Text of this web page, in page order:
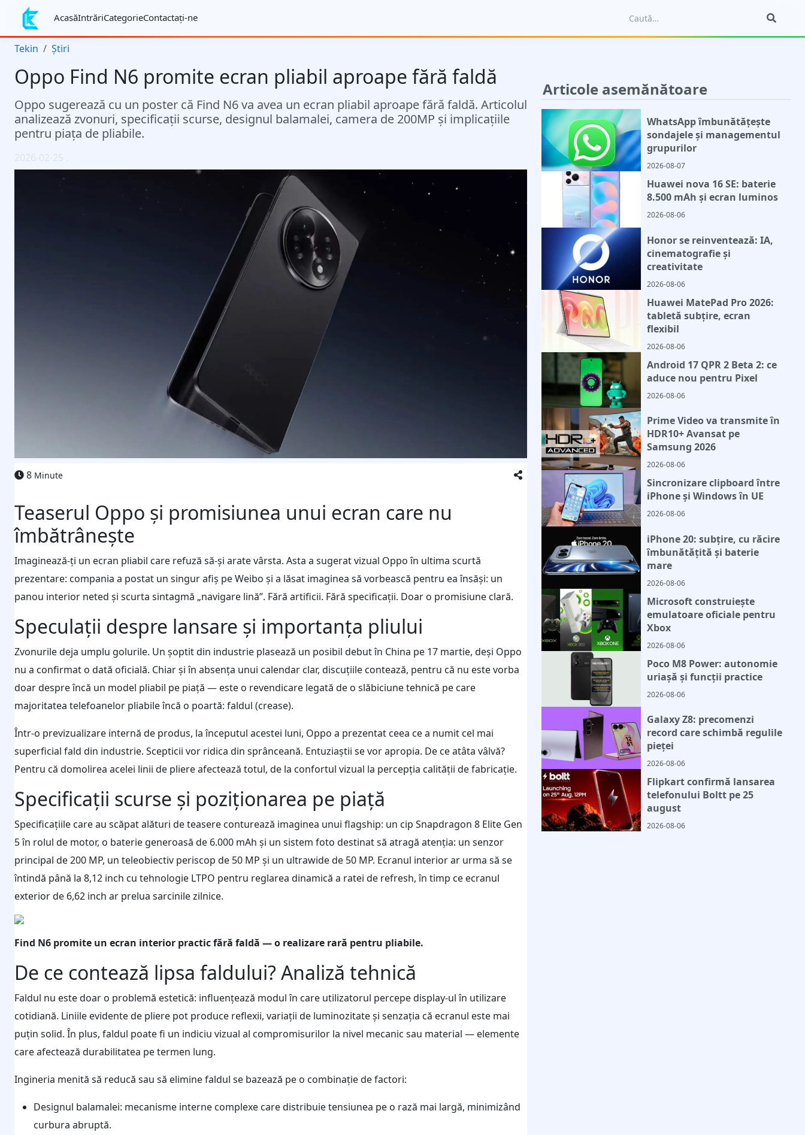
AcasăIntrăriCategorieContactaţi-ne
Tekin Știri
Oppo Find N6 promite ecran pliabil aproape fără faldă
Oppo sugerează cu un poster că Find N6 va avea un ecran pliabil aproape fără faldă. Articolul
analizează zvonuri, specificații scurse, designul balamalei, camera de 200MP și implicațiile
pentru piața de pliabile.
2026-02-25 .
8 Minute
Teaserul Oppo și promisiunea unui ecran care nu
îmbătrânește
Imaginează-ți un ecran pliabil care refuză să-și arate vârsta. Asta a sugerat vizual Oppo în ultima scurtă
prezentare: compania a postat un singur afiş pe Weibo și a lăsat imaginea să vorbească pentru ea însăși: un
panou interior neted și scurta sintagmă „navigare lină”. Fără artificii. Fără specificații. Doar o promisiune clară.
Speculații despre lansare și importanța pliului
Zvonurile deja umplu golurile. Un șoptit din industrie plasează un posibil debut în China pe 17 martie, deși Oppo
nu a confirmat o dată oficială. Chiar și în absența unui calendar clar, discuțiile contează, pentru că nu este vorba
doar despre încă un model pliabil pe piață — este o revendicare legată de o slăbiciune tehnică pe care
majoritatea telefoanelor pliabile încă o poartă: faldul (crease).
Într-o previzualizare internă de produs, la începutul acestei luni, Oppo a prezentat ceea ce a numit cel mai
superficial fald din industrie. Scepticii vor ridica din sprânceană. Entuziaștii se vor apropia. De ce atâta vâlvă?
Pentru că domolirea acelei linii de pliere afectează totul, de la confortul vizual la percepția calității de fabricație.
Specificații scurse și poziționarea pe piață
Specificațiile care au scăpat alături de teasere conturează imaginea unui flagship: un cip Snapdragon 8 Elite Gen
5 în rolul de motor, o baterie generoasă de 6.000 mAh și un sistem foto destinat să atragă atenția: un senzor
principal de 200 MP, un teleobiectiv periscop de 50 MP și un ultrawide de 50 MP. Ecranul interior ar urma să se
întindă până la 8,12 inch cu tehnologie LTPO pentru reglarea dinamică a ratei de refresh, în timp ce ecranul
exterior de 6,62 inch ar prelua sarcinile zilnice.
Find N6 promite un ecran interior practic fără faldă — o realizare rară pentru pliabile.
De ce contează lipsa faldului? Analiză tehnică
Faldul nu este doar o problemă estetică: influențează modul în care utilizatorul percepe display-ul în utilizare
cotidiană. Liniile evidente de pliere pot produce reflexii, variații de luminozitate și senzația că ecranul este mai
puțin solid. În plus, faldul poate fi un indiciu vizual al compromisurilor la nivel mecanic sau material — elemente
care afectează durabilitatea pe termen lung.
Ingineria menită să reducă sau să elimine faldul se bazează pe o combinație de factori:
Designul balamalei: mecanisme interne complexe care distribuie tensiunea pe o rază mai largă, minimizând
curbura abruptă.
Articole asemănătoare
WhatsApp îmbunătățește
sondajele și managementul
grupurilor
2026-08-07
Huawei nova 16 SE: baterie
8.500 mAh și ecran luminos
2026-08-06
Honor se reinventează: IA,
cinematografie și
creativitate
2026-08-06
Huawei MatePad Pro 2026:
tabletă subțire, ecran
flexibil
2026-08-06
Android 17 QPR 2 Beta 2: ce
aduce nou pentru Pixel
2026-08-06
Prime Video va transmite în
HDR10+ Avansat pe
Samsung 2026
2026-08-06
Sincronizare clipboard între
iPhone și Windows în UE
2026-08-06
iPhone 20: subțire, cu răcire
îmbunătățită și baterie
mare
2026-08-06
Microsoft construiește
emulatoare oficiale pentru
Xbox
2026-08-06
Poco M8 Power: autonomie
uriașă și funcții practice
2026-08-06
Galaxy Z8: precomenzi
record care schimbă regulile
pieței
2026-08-06
Flipkart confirmă lansarea
telefonului Boltt pe 25
august
2026-08-06